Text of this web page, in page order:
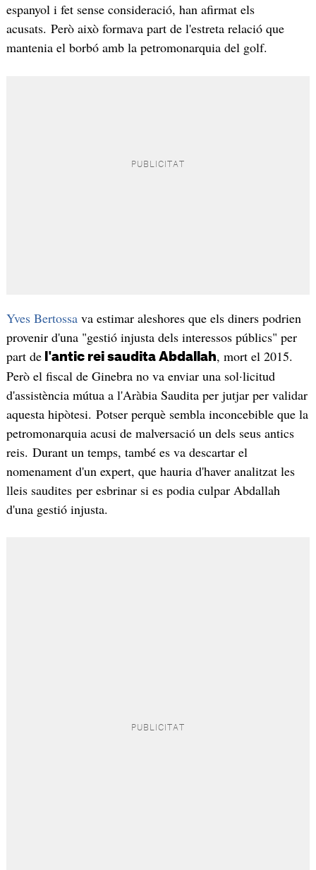
espanyol i fet sense consideració, han afirmat els
acusats. Però això formava part de l'estreta relació que
mantenia el borbó amb la petromonarquia del golf.
Yves Bertossava estimar aleshores que els diners podrien
provenir d'una "gestió injusta dels interessos públics" per
part del'antic rei saudita Abdallah, mort el 2015.
Però el fiscal de Ginebra no va enviar una sol·licitud
d'assistència mútua a l'Aràbia Saudita per jutjar per validar
aquesta hipòtesi. Potser perquè sembla inconcebible que la
petromonarquia acusi de malversació un dels seus antics
reis. Durant un temps, també es va descartar el
nomenament d'un expert, que hauria d'haver analitzat les
lleis saudites per esbrinar si es podia culpar Abdallah
d'una gestió injusta.